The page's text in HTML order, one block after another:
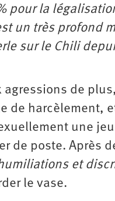
pour la
un très profond
sur le Chili
agressions de
de harcèlement,
une
de poste. Après
et
le vase.